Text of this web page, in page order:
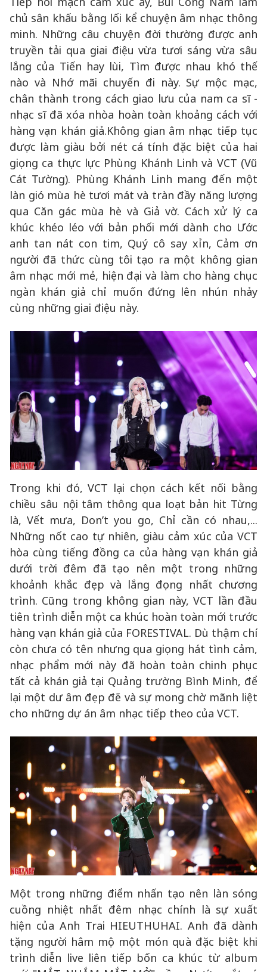
chủ sân khấu bằng lối kể chuyện âm nhạc thông
minh. Những câu chuyện đời thường được anh
truyền tải qua giai điệu vừa tươi sáng vừa sâu
lắng của Tiến hay lùi, Tìm được nhau khó thế
nào và Nhớ mãi chuyến đi này. Sự mộc mạc,
chân thành trong cách giao lưu của nam ca sĩ -
nhạc sĩ đã xóa nhòa hoàn toàn khoảng cách với
hàng vạn khán giả.Không gian âm nhạc tiếp tục
được làm giàu bởi nét cá tính đặc biệt của hai
giọng ca thực lực Phùng Khánh Linh và VCT (Vũ
Cát Tường). Phùng Khánh Linh mang đến một
làn gió mùa hè tươi mát và tràn đầy năng lượng
qua Căn gác mùa hè và Giả vờ. Cách xử lý ca
khúc khéo léo với bản phối mới dành cho Ước
anh tan nát con tim, Quý cô say xỉn, Cảm ơn
người đã thức cùng tôi tạo ra một không gian
âm nhạc mới mẻ, hiện đại và làm cho hàng chục
ngàn khán giả chỉ muốn đứng lên nhún nhảy
cùng những giai điệu này.
Trong khi đó, VCT lại chọn cách kết nối bằng
chiều sâu nội tâm thông qua loạt bản hit Từng
là, Vết mưa, Don’t you go, Chỉ cần có nhau,...
Những nốt cao tự nhiên, giàu cảm xúc của VCT
hòa cùng tiếng đồng ca của hàng vạn khán giả
dưới trời đêm đã tạo nên một trong những
khoảnh khắc đẹp và lắng đọng nhất chương
trình. Cũng trong không gian này, VCT lần đầu
tiên trình diễn một ca khúc hoàn toàn mới trước
hàng vạn khán giả của FORESTIVAL. Dù thậm chí
còn chưa có tên nhưng qua giọng hát tình cảm,
nhạc phẩm mới này đã hoàn toàn chinh phục
tất cả khán giả tại Quảng trường Bình Minh, để
lại một dư âm đẹp đẽ và sự mong chờ mãnh liệt
cho những dự án âm nhạc tiếp theo của VCT.
Một trong những điểm nhấn tạo nên làn sóng
cuồng nhiệt nhất đêm nhạc chính là sự xuất
hiện của Anh Trai HIEUTHUHAI. Anh đã dành
tặng người hâm mộ một món quà đặc biệt khi
trình diễn live liên tiếp bốn ca khúc từ album